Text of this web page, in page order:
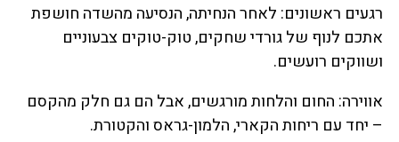
רגעים ראשונים: לאחר הנחיתה, הנסיעה מהשדה חושפת
אתכם לנוף של גורדי שחקים, טוק-טוקים צבעוניים
ושווקים רועשים.
אווירה: החום והלחות מורגשים, אבל הם גם חלק מהקסם
– יחד עם ריחות הקארי, הלמון-גראס והקטורת.